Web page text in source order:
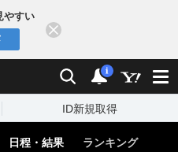
やすい
検索 通知
i
ID新規取得
日程・結果 ランキング